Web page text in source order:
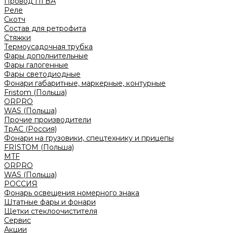
Реле
Скотч
Состав для ретрофита
Стяжки
Термоусадочная трубка
Фары дополнительные
Фары галогенные
Фары светодиодные
Фонари габаритные, маркерные, контурные
Fristom (Польша)
ORPRO
WAS (Польша)
Прочие производители
ТрАС (Россия)
Фонари на грузовики, спецтехнику и прицепы
FRISTOM (Польша)
MTF
ORPRO
WAS (Польша)
РОССИЯ
Фонарь освещения номерного знака
Штатные фары и фонари
Щетки стеклоочистителя
Сервис
Акции